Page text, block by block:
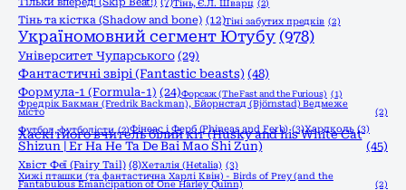
Тінь, Є.Л. Шварц (2)
Тінь та кістка (Shadow and bone) (12)Тіні забутих предків (2)
Україномовний сегмент Ютубу (978)
Університет Чупарського (29)
Фантастичні звірі (Fantastic beasts) (48)
Формула-1 (Formula-1) (24)Форсаж (The Fast and the Furious) (1)
Фредрік Бакман (Fredrik Backman), Бйорнстад (Björnstad) Ведмеже
місто
(2)
Футбол, футболісти (2)Фінеас і Ферб (Phineas and Ferb) (3)Хардколь (3)
Хаскі і його вчитель білий кіт (Husky and his White Cat
Shizun | Er Ha He Ta De Bai Mao Shi Zun)
(45)
Хвіст Феї (Fairy Tail) (8)Хеталія (Hetalia) (3)
Хижі пташки (та фантастична Харлі Квін) - Birds of Prey (and the
Fantabulous Emancipation of One Harley Quinn)
(2)